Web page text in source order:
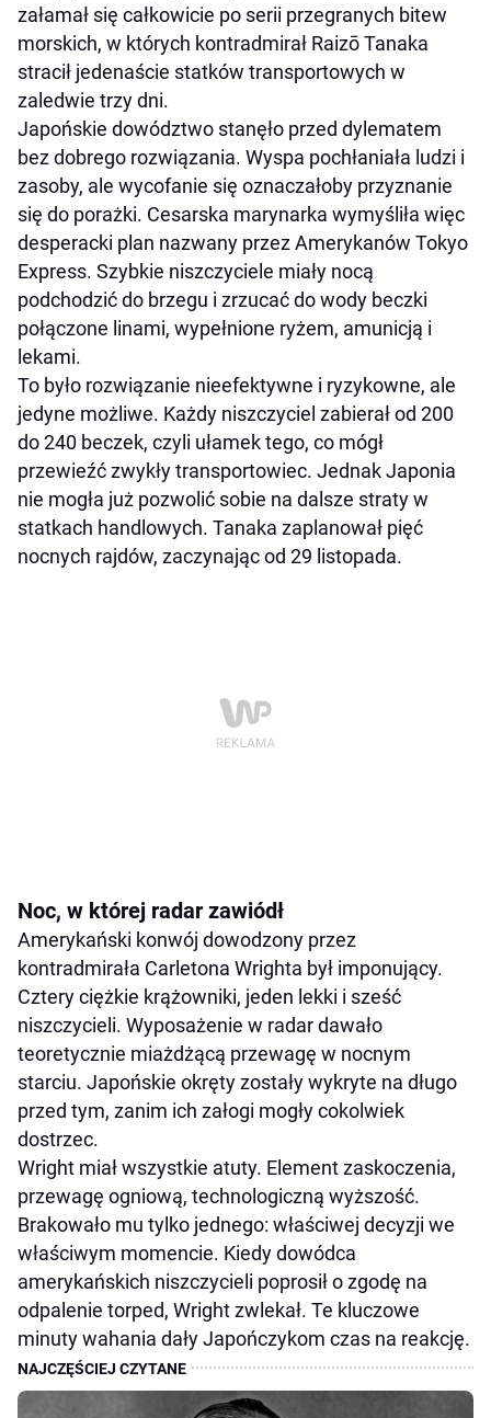
załamał się całkowicie po serii przegranych bitew
morskich, w których kontradmirał Raizō Tanaka
stracił jedenaście statków transportowych w
zaledwie trzy dni.
Japońskie dowództwo stanęło przed dylematem
bez dobrego rozwiązania. Wyspa pochłaniała ludzi i
zasoby, ale wycofanie się oznaczałoby przyznanie
się do porażki. Cesarska marynarka wymyśliła więc
desperacki plan nazwany przez Amerykanów Tokyo
Express. Szybkie niszczyciele miały nocą
podchodzić do brzegu i zrzucać do wody beczki
połączone linami, wypełnione ryżem, amunicją i
lekami.
To było rozwiązanie nieefektywne i ryzykowne, ale
jedyne możliwe. Każdy niszczyciel zabierał od 200
do 240 beczek, czyli ułamek tego, co mógł
przewieźć zwykły transportowiec. Jednak Japonia
nie mogła już pozwolić sobie na dalsze straty w
statkach handlowych. Tanaka zaplanował pięć
nocnych rajdów, zaczynając od 29 listopada.
Noc, w której radar zawiódł
Amerykański konwój dowodzony przez
kontradmirała Carletona Wrighta był imponujący.
Cztery ciężkie krążowniki, jeden lekki i sześć
niszczycieli. Wyposażenie w radar dawało
teoretycznie miażdżącą przewagę w nocnym
starciu. Japońskie okręty zostały wykryte na długo
przed tym, zanim ich załogi mogły cokolwiek
dostrzec.
Wright miał wszystkie atuty. Element zaskoczenia,
przewagę ogniową, technologiczną wyższość.
Brakowało mu tylko jednego: właściwej decyzji we
właściwym momencie. Kiedy dowódca
amerykańskich niszczycieli poprosił o zgodę na
odpalenie torped, Wright zwlekał. Te kluczowe
minuty wahania dały Japończykom czas na reakcję.